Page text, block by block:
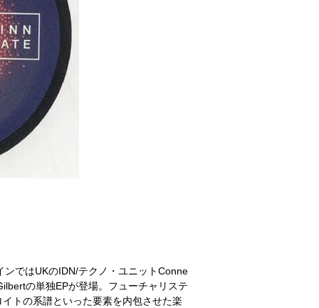
ではUKのIDN/テクノ・ユニットConne
の単独EPが登場。フューチャリステ
トの系譜といった要素を内包させた楽